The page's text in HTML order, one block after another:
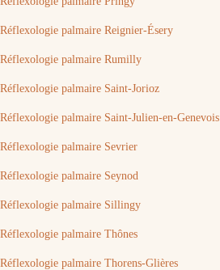
Réflexologie palmaire Reignier-Ésery
Réflexologie palmaire Rumilly
Réflexologie palmaire Saint-Jorioz
Réflexologie palmaire Saint-Julien-en-Genevois
Réflexologie palmaire Sevrier
Réflexologie palmaire Seynod
Réflexologie palmaire Sillingy
Réflexologie palmaire Thônes
Réflexologie palmaire Thorens-Glières